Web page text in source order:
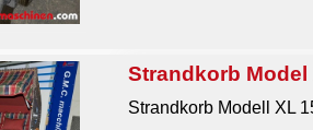
Strandkorb Model
Strandkorb Modell XL